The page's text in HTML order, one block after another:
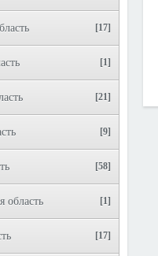
[17]
[1]
[21]
[9]
[58]
область [1]
[17]